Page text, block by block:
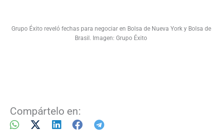
Grupo Éxito reveló fechas para negociar en Bolsa de Nueva York y Bolsa de
Brasil. Imagen: Grupo Éxito
Compártelo en: